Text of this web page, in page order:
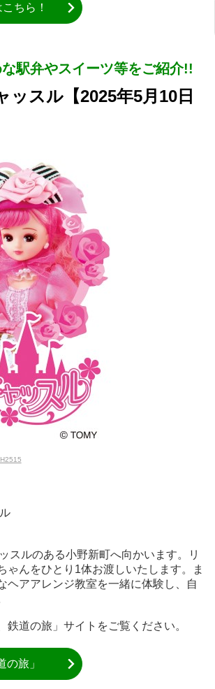
ちら！
駅弁やスイーツ等をご紹介!!
スル【2025年5月10日
スルのある小野新町へ向かいます。リ
ゃんをひとり1体お渡しいたします。ま
ヘアアレンジ教室を一緒に体験し、自
道の旅」サイトをご覧ください。
の旅」